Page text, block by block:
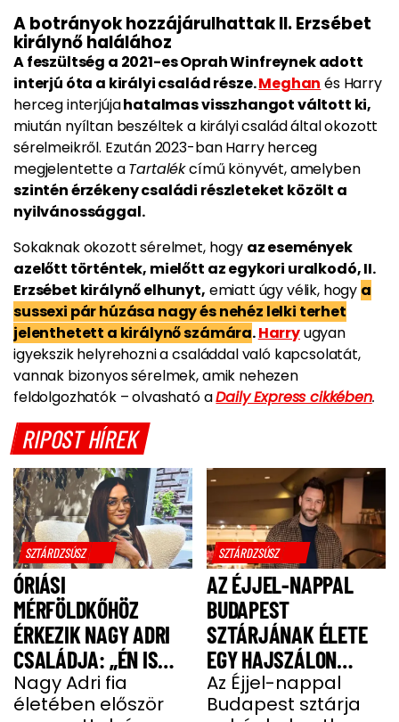
A botrányok hozzájárulhattak II. Erzsébet
királynő halálához
A feszültség a 2021-es Oprah Winfreynek adott
interjú óta a királyi család része.Meghan és Harry
herceg interjújahatalmas visszhangot váltott ki,
miután nyíltan beszéltek a királyi család által okozott
sérelmeikről. Ezután 2023-ban Harry herceg
megjelentette aTartalékcímű könyvét, amelyben
szintén érzékeny családi részleteket közölt a
nyilvánossággal.
Sokaknak okozott sérelmet, hogy az események
azelőtt történtek, mielőtt az egykori uralkodó, II.
Erzsébet királynő elhunyt, emiatt úgy vélik, hogy a
sussexi pár húzása nagy és nehéz lelki terhet
jelenthetett a királynő számára.Harryugyan
igyekszik helyrehozni a családdal való kapcsolatát,
vannak bizonyos sérelmek, amik nehezen
feldolgozhatók – olvasható aDaily Express cikkében.
RIPOST HÍREK
SZTÁRDZSÚSZ
ÓRIÁSI
MÉRFÖLDKŐHÖZ
ÉRKEZIK NAGY ADRI
CSALÁDJA: „ÉN IS
UGYANÚGY IZGULOK,
MINT Ő”
Nagy Adri fia
életében először
SZTÁRDZSÚSZ
AZ ÉJJEL-NAPPAL
BUDAPEST
SZTÁRJÁNAK ÉLETE
EGY HAJSZÁLON
LÓGOTT – SÖTÉT
IDŐSZAKBÓL
Az Éjjel-nappal
Budapest sztárja